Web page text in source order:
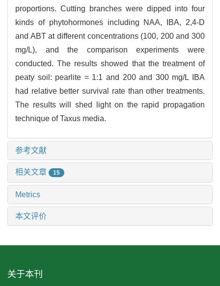
proportions. Cutting branches were dipped into four
kinds of phytohormones including NAA, IBA, 2,4-D
and ABT at different concentrations (100, 200 and 300
mg/L), and the comparison experiments were
conducted. The results showed that the treatment of
peaty soil: pearlite = 1:1 and 200 and 300 mg/L IBA
had relative better survival rate than other treatments.
The results will shed light on the rapid propagation
technique ofTaxus media.
参考文献
相关文章 15
Metrics
本文评价
关于本刊